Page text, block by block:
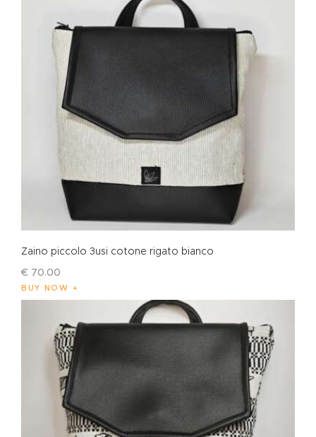
Zaino piccolo 3usi cotone rigato bianco
€ 70.00
BUY NOW